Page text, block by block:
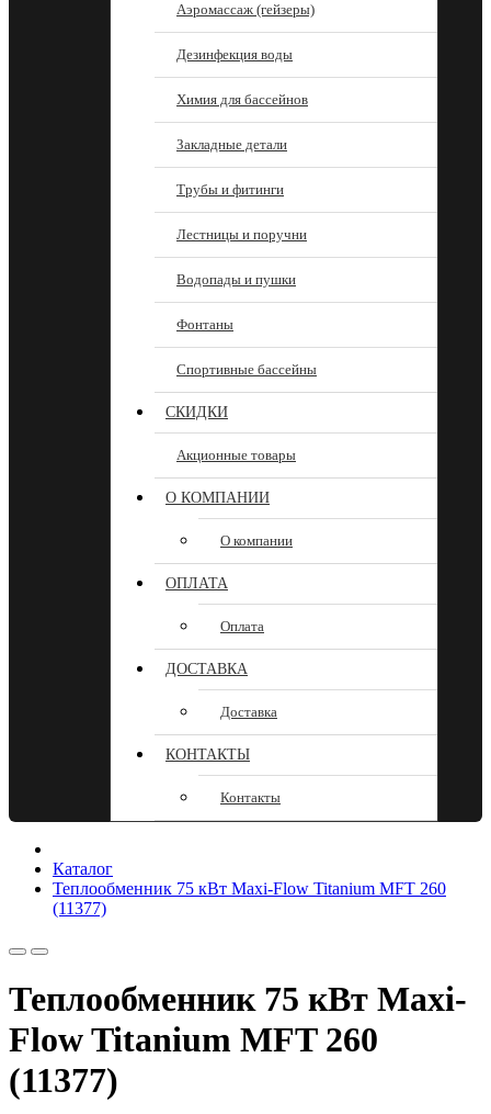
Аэромассаж (гейзеры)
Дезинфекция воды
Химия для бассейнов
Закладные детали
Трубы и фитинги
Лестницы и поручни
Водопады и пушки
Фонтаны
Спортивные бассейны
СКИДКИ
Акционные товары
О КОМПАНИИ
О компании
ОПЛАТА
Оплата
ДОСТАВКА
Доставка
КОНТАКТЫ
Контакты
Каталог
Теплообменник 75 кВт Maxi-Flow Titanium MFT 260
(11377)
Теплообменник 75 кВт Maxi-
Flow Titanium MFT 260
(11377)